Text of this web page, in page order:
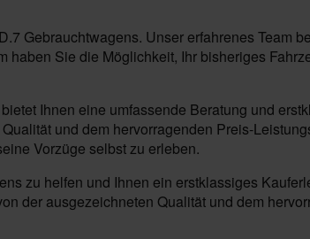
Gebrauchtwagens. Unser erfahrenes Team
Sie die Möglichkeit, Ihr bisheriges
Ihnen eine umfassende Beratung und
und dem hervorragenden Preis-
Vorzüge selbst zu erleben.
zu helfen und Ihnen ein erstklassiges
der ausgezeichneten Qualität und dem